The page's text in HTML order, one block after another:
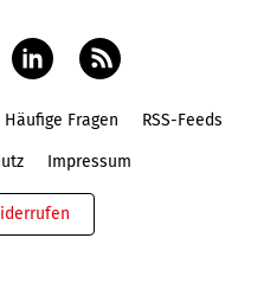
Häufige Fragen RSS-Feeds
Impressum